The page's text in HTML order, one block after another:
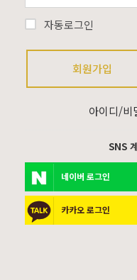
자동로그인
회원가입
아이디/비
SNS
네이버 로그인
카카오 로그인